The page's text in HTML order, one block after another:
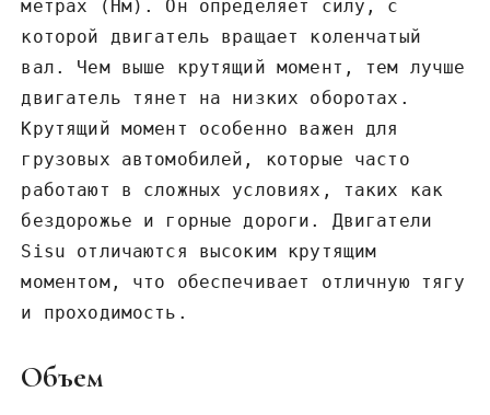
метрах (Нм). Он определяет силу‚ с
которой двигатель вращает коленчатый
вал. Чем выше крутящий момент‚ тем лучше
двигатель тянет на низких оборотах.
Крутящий момент особенно важен для
грузовых автомобилей‚ которые часто
работают в сложных условиях‚ таких как
бездорожье и горные дороги. Двигатели
Sisu отличаются высоким крутящим
моментом‚ что обеспечивает отличную тягу
и проходимость.
Объем